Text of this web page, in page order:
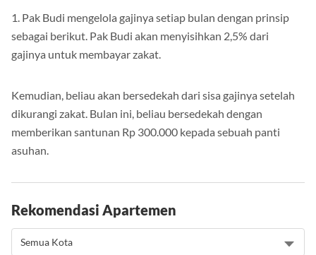
1. Pak Budi mengelola gajinya setiap bulan dengan prinsip
sebagai berikut. Pak Budi akan menyisihkan 2,5% dari
gajinya untuk membayar zakat.
Kemudian, beliau akan bersedekah dari sisa gajinya setelah
dikurangi zakat. Bulan ini, beliau bersedekah dengan
memberikan santunan Rp 300.000 kepada sebuah panti
asuhan.
Rekomendasi Apartemen